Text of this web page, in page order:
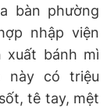
bàn phường
nhập viện
xuất bánh mì
này có triệu
tê tay, mệt